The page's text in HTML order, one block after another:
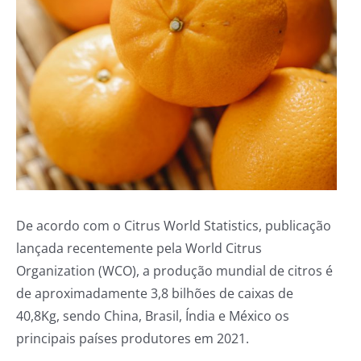
De acordo com o Citrus World Statistics, publicação
lançada recentemente pela World Citrus
Organization (WCO), a produção mundial de citros é
de aproximadamente 3,8 bilhões de caixas de
40,8Kg, sendo China, Brasil, Índia e México os
principais países produtores em 2021.